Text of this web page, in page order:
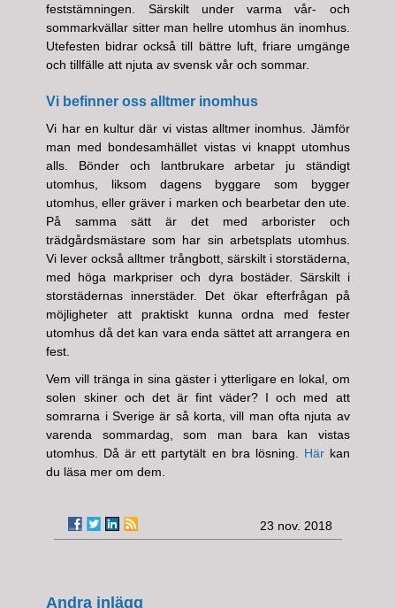
feststämningen. Särskilt under varma vår- och
sommarkvällar sitter man hellre utomhus än inomhus.
Utefesten bidrar också till bättre luft, friare umgänge
och tillfälle att njuta av svensk vår och sommar.
Vi befinner oss alltmer inomhus
Vi har en kultur där vi vistas alltmer inomhus. Jämför
man med bondesamhället vistas vi knappt utomhus
alls. Bönder och lantbrukare arbetar ju ständigt
utomhus, liksom dagens byggare som bygger
utomhus, eller gräver i marken och bearbetar den ute.
På samma sätt är det med arborister och
trädgårdsmästare som har sin arbetsplats utomhus.
Vi lever också alltmer trångbott, särskilt i storstäderna,
med höga markpriser och dyra bostäder. Särskilt i
storstädernas innerstäder. Det ökar efterfrågan på
möjligheter att praktiskt kunna ordna med fester
utomhus då det kan vara enda sättet att arrangera en
fest.
Vem vill tränga in sina gäster i ytterligare en lokal, om
solen skiner och det är fint väder? I och med att
somrarna i Sverige är så korta, vill man ofta njuta av
varenda sommardag, som man bara kan vistas
utomhus. Då är ett partytält en bra lösning. Härkan
du läsa mer om dem.
23 nov. 2018
Andra inlägg